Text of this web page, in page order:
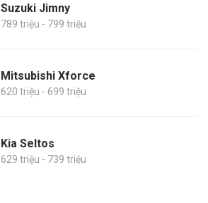
Suzuki Jimny
789 triệu - 799 triệu
Mitsubishi Xforce
620 triệu - 699 triệu
Kia Seltos
629 triệu - 739 triệu